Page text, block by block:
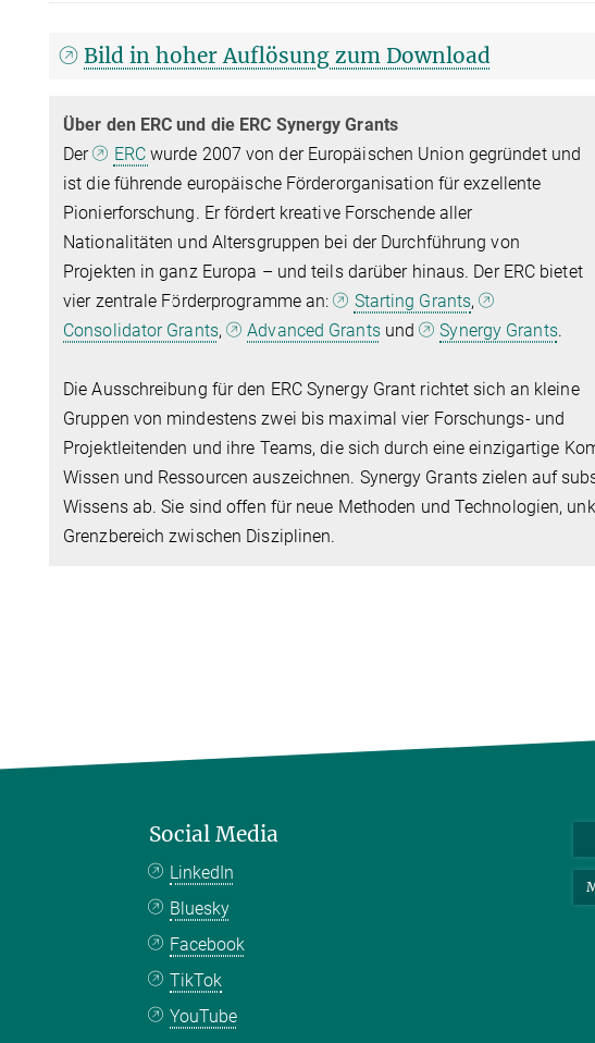
Bild in hoher Auflösung zum Download
Über den ERC und die ERC Synergy Grants
Der
ERC wurde 2007 von der Europäischen Union gegründet und
ist die führende europäische Förderorganisation für exzellente
Pionierforschung. Er fördert kreative Forschende aller
Nationalitäten und Altersgruppen bei der Durchführung von
Projekten in ganz Europa – und teils darüber hinaus. Der ERC bietet
vier zentrale Förderprogramme an:
Starting Grants,
Consolidator Grants, Advanced Grantsund Synergy Grants.
Die Ausschreibung für den ERC Synergy Grant richtet sich an kleine
Gruppen von mindestens zwei bis maximal vier Forschungs- und
Projektleitenden und ihre Teams, die sich durch eine einzigartige
Wissen und Ressourcen auszeichnen. Synergy Grants zielen auf
Wissens ab. Sie sind offen für neue Methoden und Technologien,
Grenzbereich zwischen Disziplinen.
Social Media
LinkedIn
Bluesky
Facebook
TikTok
YouTube